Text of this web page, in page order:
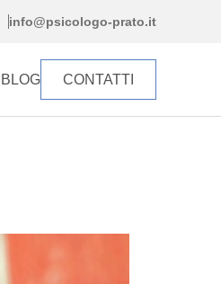
info@psicologo-prato.it
BLOG CONTATTI